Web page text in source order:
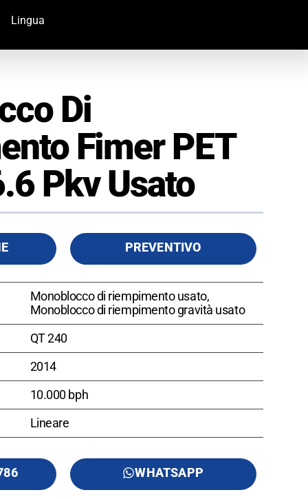
Lingua
Di
Fimer PET
Pkv Usato
PREVENTIVO
Monoblocco di riempimento usato,
Monoblocco di riempimento gravità usato
QT 240
2014
10.000 bph
Lineare
WHATSAPP